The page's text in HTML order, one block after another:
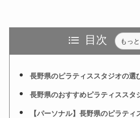
目次 もっ
長野県のピラティススタジオの選
長野県のおすすめピラティススタ
【パーソナル】長野県のピラティ